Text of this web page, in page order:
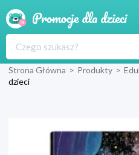
Strona Główna > Produkty >
dzieci